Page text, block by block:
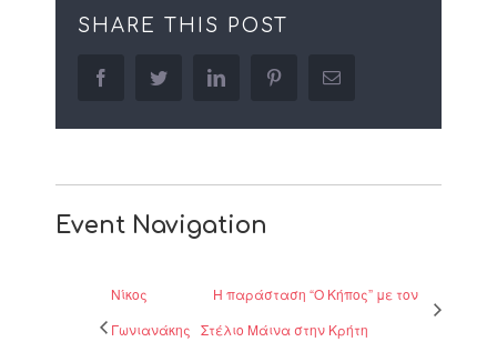
SHARE THIS POST
facebooktwitter linkedin pinterestEmail
Event Navigation
Νίκος
Γωνιανάκης
Η παράσταση “Ο Κήπος” με τον
Στέλιο Μάινα στην Κρήτη